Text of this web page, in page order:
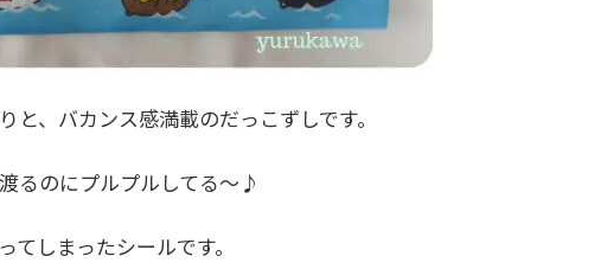
、バカンス感満載のだっこずしです。
るのにプルプルしてる～♪
しまったシールです。